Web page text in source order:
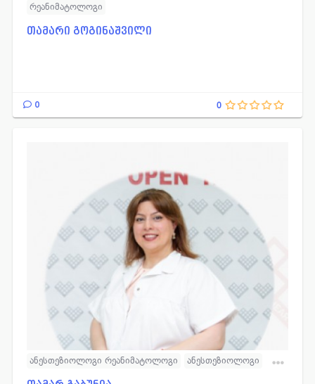
რეანიმატოლოგი
თამარი გოგინაშვილი
0 0
ანესთეზიოლოგი რეანიმატოლოგი
ანესთეზიოლოგი
რეანიმატოლოგი